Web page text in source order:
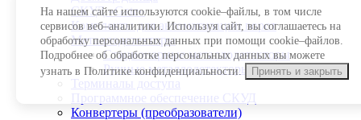
На нашем сайте используются cookie–файлы, в том числе
сервисов веб–аналитики. Используя сайт, вы соглашаетесь на
обработку персональных данных при помощи cookie–файлов.
Подробнее об обработке персональных данных вы можете
узнать в Политике конфиденциальности.
Принять и закрыть
СКУД «Gate»
Комплекты для автоматизации ворот
Металлодетекторы
Стационарные металлодетекторы
Ручные металлодетекторы
Терминалы доступа
Программное обеспечение СКУД
Конвертеры (преобразователи)